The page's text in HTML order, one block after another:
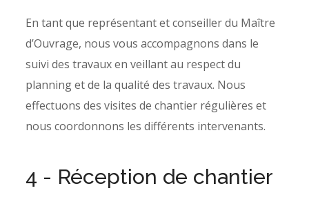
En tant que représentant et conseiller du Maître
d’Ouvrage, nous vous accompagnons dans le
suivi des travaux en veillant au respect du
planning et de la qualité des travaux. Nous
effectuons des visites de chantier régulières et
nous coordonnons les différents intervenants.
4 - Réception de chantier